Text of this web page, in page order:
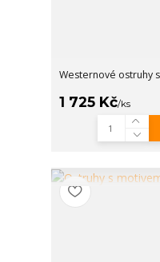
Westernové ostruhy
1 725 Kč/ks